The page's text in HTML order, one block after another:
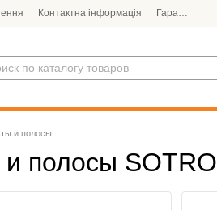
Контактна інформація Гарантія
и полосы
полосы SOTRO